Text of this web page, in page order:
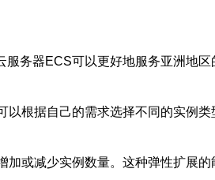
务器ECS可以更好地服务亚洲地区
根据自己的需求选择不同的实例类
或减少实例数量。这种弹性扩展